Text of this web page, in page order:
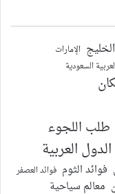
الإمارات
السعودية
طلب اللجوء
العربية
فوائد الثوم فوائد العصفر
معالم سياحية